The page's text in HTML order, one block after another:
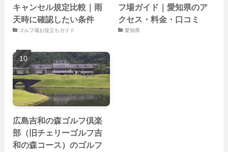
キャンセル規定比較｜雨
天時に確認したい条件
ゴルフ場お役立ちガイド
フ場ガイド｜愛知県のア
クセス・料金・口コミ
愛知県
広島吉和の森ゴルフ倶楽
部（旧チェリーゴルフ吉
和の森コース）のゴルフ